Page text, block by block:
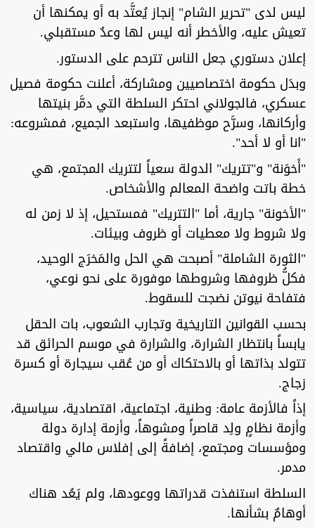
ليس لدى "تحرير الشام" إنجاز يُعتَّد به أو يمكنها أن
تعيش عليه، والأخطر أنه ليس لها وعدٌ مستقبلي.
إعلان دستوري جعل الناس تترحم على الدستور.
وبدَل حكومة اختصاصيين ومشاركة، أعلنت حكومة فصيل
عسكري، فالجولاني احتكر السلطة التي دمَّر بنيتها
وأركانها، وسرَّح موظفيها، واستبعد الجميع، فمشروعه:
"انا أو لا أحد".
"أَخوَنة" و"تتريك" الدولة سعياً لتتريك المجتمع، هي
خطة باتت واضحة المعالم والأشخاص.
"الأخونة" جارية، أما "التتريك" فمستحيل، إذ لا زمن له
ولا شروط ولا معطيات أو ظروف وبيئات.
"الثورة الشاملة" أصبحت هي الحل والمَخرَج الوحيد،
فكلُّ ظروفها وشروطها موفورة على نحو نوعي،
فتفاحة نيوتن نضجت للسقوط.
بحسب القوانين التاريخية وتجارب الشعوب، بات الحقل
يابساً بانتظار الشرارة، والشرارة في موسم الحرائق قد
تتولد بذاتها أو بالاحتكاك أو من عُقب سيجارة أو كسرة
زجاج.
إذاً فالأزمة عامة: وطنية، اجتماعية، اقتصادية، سياسية،
وأزمة نظامٍ ولِد قاصراً ومشوهاً، وأزمة إدارة دولة
ومؤسسات ومجتمع، إضافةً إلى إفلاس مالي واقتصاد
مدمر.
السلطة استنفذت قدراتها ووعودها، ولم يَعُد هناك
أوهامٌ بشأنها.